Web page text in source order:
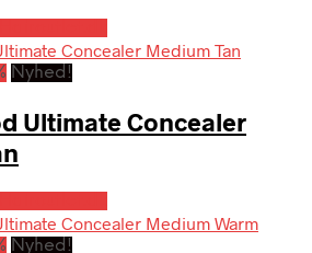
Nyhed!
Ultimate Concealer
Nyhed!